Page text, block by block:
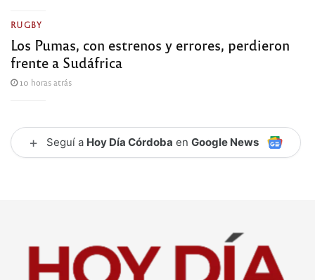
RUGBY
Los Pumas, con estrenos y errores, perdieron
frente a Sudáfrica
10 horas atrás
+ Seguí a Hoy Día Córdoba en Google News